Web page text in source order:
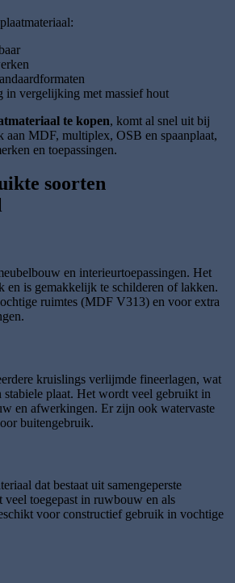
in vergelijking met massief hout
te kopen, komt al snel uit bij
aan MDF, multiplex, OSB en spaanplaat,
en toepassingen.
soorten
en interieurtoepassingen. Het
en is gemakkelijk te schilderen of lakken.
ruimtes (MDF V313) en voor extra
kruislings verlijmde fineerlagen, wat
stabiele plaat. Het wordt veel gebruikt in
en afwerkingen. Er zijn ook watervaste
buitengebruik.
dat bestaat uit samengeperste
toegepast in ruwbouw en als
voor constructief gebruik in vochtige